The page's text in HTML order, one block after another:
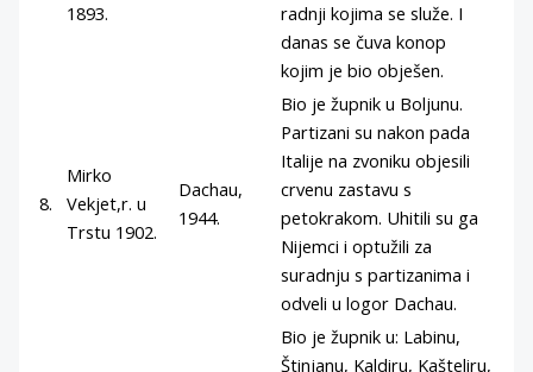
1893.
radnji kojima se služe. I
danas se čuva konop
kojim je bio obješen.
8.
Mirko
Vekjet,r. u
Trstu 1902.
Dachau,
1944.
Bio je župnik u Boljunu.
Partizani su nakon pada
Italije na zvoniku objesili
crvenu zastavu s
petokrakom. Uhitili su ga
Nijemci i optužili za
suradnju s partizanima i
odveli u logor Dachau.
Bio je župnik u: Labinu,
Štinjanu, Kaldiru, Kašteliru,